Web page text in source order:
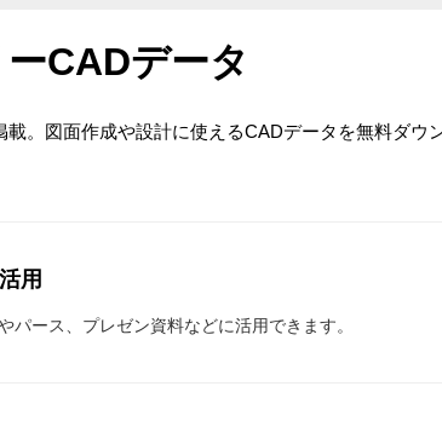
CADデータ
。図面作成や設計に使えるCADデータを無料ダウ
用
パース、プレゼン資料などに活用できます。